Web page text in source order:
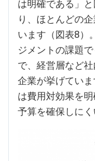
は明確である」
り、ほとんどの
います（図表8）
ジメントの課題
で、経営層など
企業が挙げてい
は費用対効果を
予算を確保しにく